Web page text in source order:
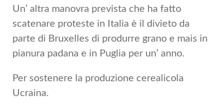
Un’ altra manovra prevista che ha fatto
scatenare proteste in Italia è il divieto da
parte di Bruxelles di produrre grano e mais in
pianura padana e in Puglia per un’ anno.
Per sostenere la produzione cerealicola
Ucraina.